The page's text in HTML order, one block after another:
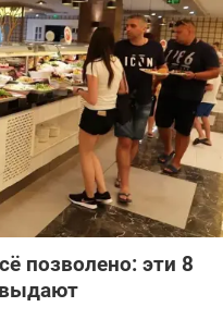
позволено: эти 8